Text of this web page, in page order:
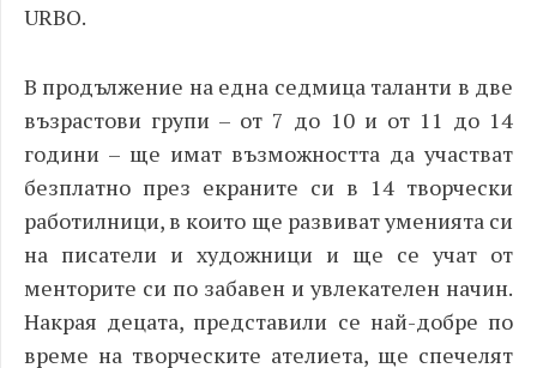
URBO.
В продължение на една седмица таланти в две
възрастови групи – от 7 до 10 и от 11 до 14
години – ще имат възможността да участват
безплатно през екраните си в 14 творчески
работилници, в които ще развиват уменията си
на писатели и художници и ще се учат от
менторите си по забавен и увлекателен начин.
Накрая децата, представили се най-добре по
време на творческите ателиета, ще спечелят